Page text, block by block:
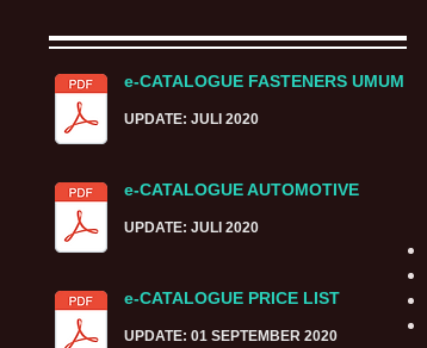
e-CATALOGUE FASTENERS UMUM
UPDATE: JULI 2020
e-CATALOGUE AUTOMOTIVE
UPDATE: JULI 2020
e-CATALOGUE PRICE LIST
UPDATE: 01 SEPTEMBER 2020